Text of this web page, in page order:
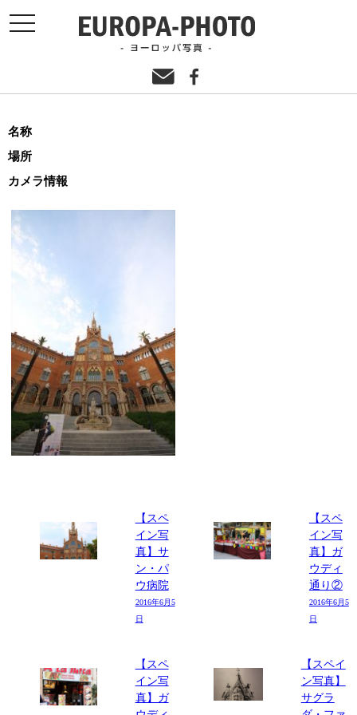
toggle
navigation
名称
場所
カメラ情報
【スペ
イン写
真】サ
ン・パ
ウ病院
2016年6月5
日
【スペ
イン写
真】ガ
ウディ
通り②
2016年6月5
日
【スペ
イン写
真】ガ
【スペイ
ン写真】
サグラ